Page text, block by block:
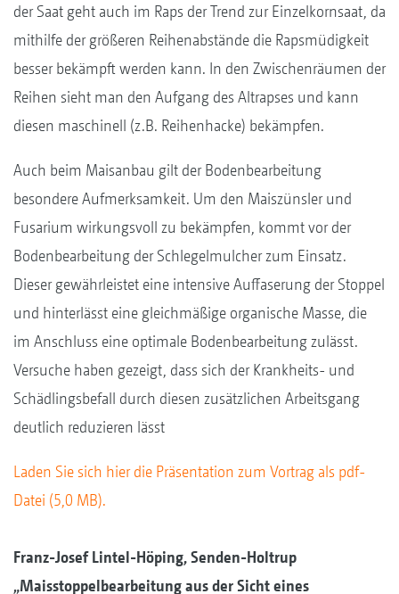
der Saat geht auch im Raps der Trend zur Einzelkornsaat, da
mithilfe der größeren Reihenabstände die Rapsmüdigkeit
besser bekämpft werden kann. In den Zwischenräumen der
Reihen sieht man den Aufgang des Altrapses und kann
diesen maschinell (z.B. Reihenhacke) bekämpfen.
Auch beim Maisanbau gilt der Bodenbearbeitung
besondere Aufmerksamkeit. Um den Maiszünsler und
Fusarium wirkungsvoll zu bekämpfen, kommt vor der
Bodenbearbeitung der Schlegelmulcher zum Einsatz.
Dieser gewährleistet eine intensive Auffaserung der Stoppel
und hinterlässt eine gleichmäßige organische Masse, die
im Anschluss eine optimale Bodenbearbeitung zulässt.
Versuche haben gezeigt, dass sich der Krankheits- und
Schädlingsbefall durch diesen zusätzlichen Arbeitsgang
deutlich reduzieren lässt
Laden Sie sich hier die Präsentation zum Vortrag als pdf-
Datei (5,0 MB).
Franz-Josef Lintel-Höping, Senden-Holtrup
„Maisstoppelbearbeitung aus der Sicht eines